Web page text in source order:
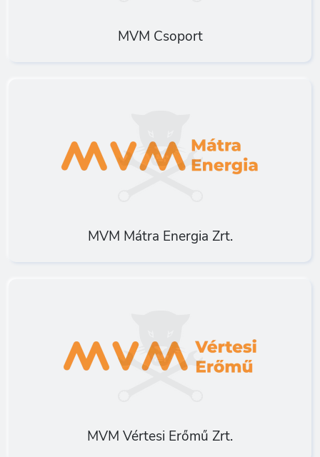
MVM Csoport
MVM Mátra Energia Zrt.
MVM Vértesi Erőmű Zrt.